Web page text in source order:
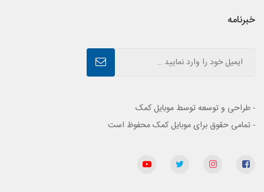
خبرنامه
- طراحی و توسعه توسط موبایل کمک
- تمامی حقوق برای موبایل کمک محفوظ است